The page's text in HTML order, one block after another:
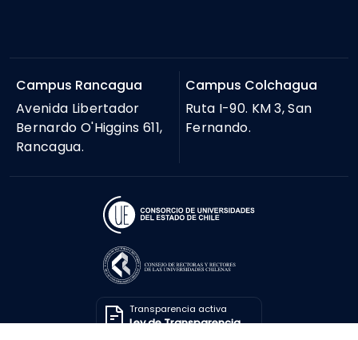
Campus Rancagua
Avenida Libertador
Bernardo O'Higgins 611,
Rancagua.
Campus Colchagua
Ruta I-90. KM 3, San
Fernando.
Transparencia activa
Ley de Transparencia